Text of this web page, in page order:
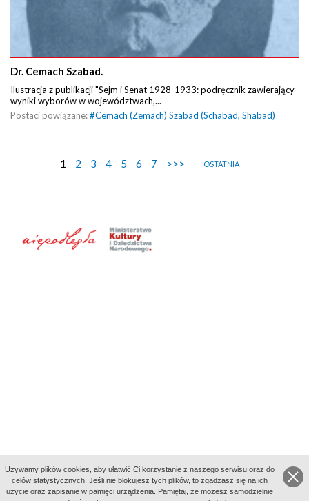
Dr. Cemach Szabad.
Ilustracja z publikacji "Sejm i Senat 1928-1933: podręcznik zawierający
wyniki wyborów w województwach,...
Postaci powiązane:#Cemach (Zemach) Szabad (Schabad, Shabad)
1 2 3 4 5 6 7 >>> OSTATNIA
Uzywamy plików cookies, aby ułatwić Ci korzystanie z naszego serwisu oraz do
celów statystycznych. Jeśli nie blokujesz tych plików, to zgadzasz się na ich
użycie oraz zapisanie w pamięci urządzenia. Pamiętaj, że możesz samodzielnie